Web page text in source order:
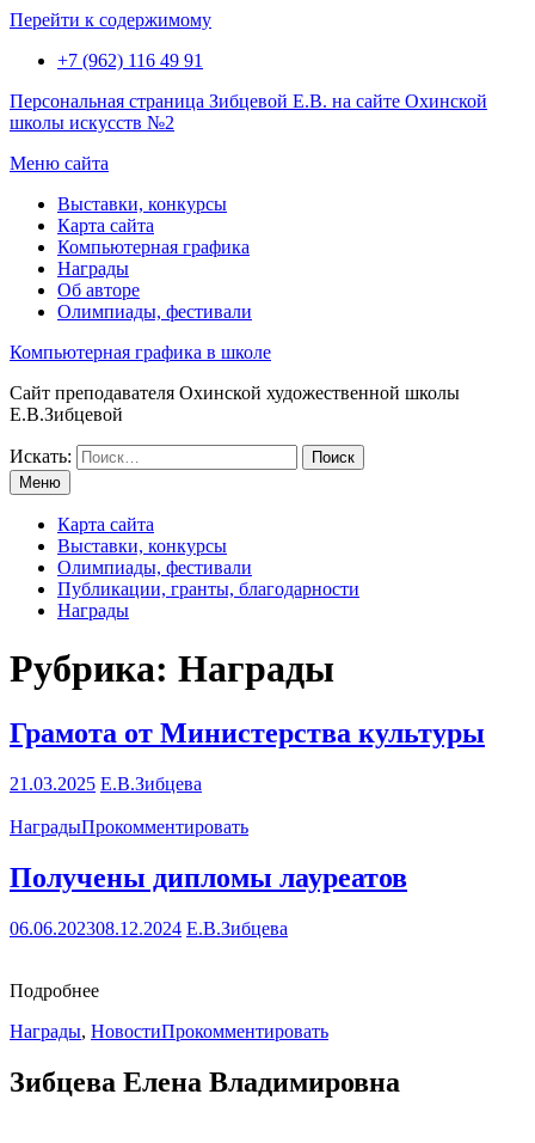
Перейти к содержимому
+7 (962) 116 49 91
Персональная страница Зибцевой Е.В. на сайте Охинской
школы искусств №2
Меню сайта
Выставки, конкурсы
Карта сайта
Компьютерная графика
Награды
Об авторе
Олимпиады, фестивали
Компьютерная графика в школе
Сайт преподавателя Охинской художественной школы
Е.В.Зибцевой
Искать:
Меню
Карта сайта
Выставки, конкурсы
Олимпиады, фестивали
Публикации, гранты, благодарности
Награды
Рубрика: Награды
Грамота от Министерства культуры
21.03.2025 Е.В.Зибцева
НаградыПрокомментировать
Получены дипломы лауреатов
06.06.202308.12.2024 Е.В.Зибцева
Подробнее
Награды, НовостиПрокомментировать
Зибцева Елена Владимировна